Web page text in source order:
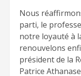
Nous
parti, le
notre loyauté à
renouvelons
président de la
Patrice